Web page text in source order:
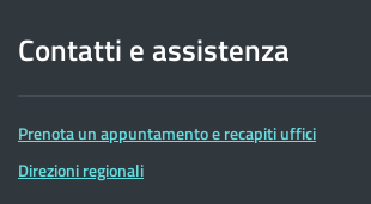
Contatti e assistenza
Prenota un appuntamento e recapiti uffici
Direzioni regionali